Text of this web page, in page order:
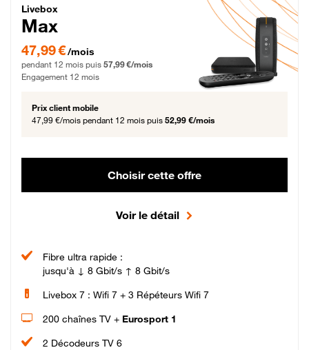
Livebox Max Fibre
Livebox
Max
47,99 € par mois pendant 12 mois puis 57,99 € par mois, Engagement 12 mois
47,99 €/mois
pendant 12 mois puis 57,99 €/mois
Engagement 12 mois
Prix client mobile
47,99 €/mois pendant 12 mois puis 52,99 €/mois
Choisir cette offre
Voir le détail
Fibre ultra rapide :
jusqu'à ↓ 8 Gbit/s ↑ 8 Gbit/s
Livebox 7 : Wifi 7 + 3 Répéteurs Wifi 7
200 chaînes TV + Eurosport 1
2 Décodeurs TV 6